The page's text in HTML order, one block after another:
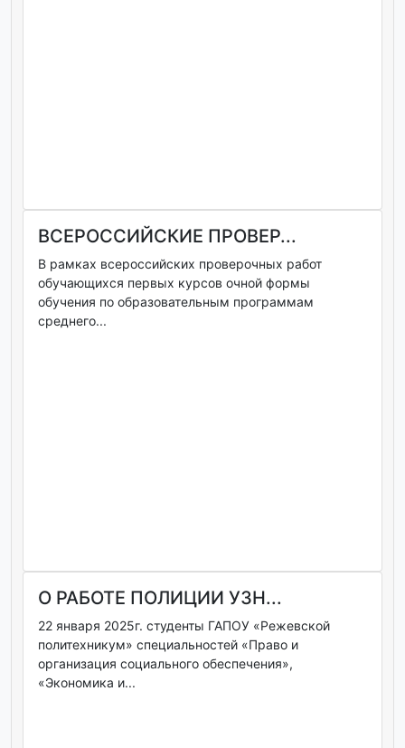
ВСЕРОССИЙСКИЕ ПРОВЕР...
В рамках всероссийских проверочных работ
обучающихся первых курсов очной формы
обучения по образовательным программам
среднего...
О РАБОТЕ ПОЛИЦИИ УЗН...
22 января 2025г. студенты ГАПОУ «Режевской
политехникум» специальностей «Право и
организация социального обеспечения»,
«Экономика и...